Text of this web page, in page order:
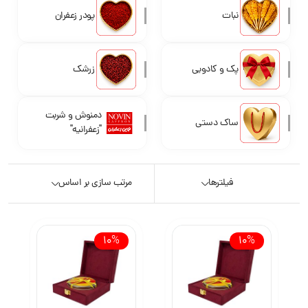
نبات پودر زعفران
پک و کادویی زرشک
ساک دستی
دمنوش و شربت
"زعفرانیه"
فیلترها مرتب سازی بر اساس
10%
10%